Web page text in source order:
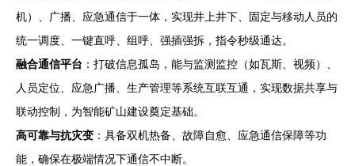
机）、广播、应急通信于一体，实现井上井下、固定与移动人员的
统一调度、一键直呼、组呼、强插强拆，指令秒级通达。
融合通信平台 ：打破信息孤岛，能与监测监控（如瓦斯、视频）、
人员定位、应急广播、生产管理等系统互联互通，实现数据共享与
联动控制，为智能矿山建设奠定基础。
高可靠与抗灾变 ：具备双机热备、故障自愈、应急通信保障等功
能，确保在极端情况下通信不中断。